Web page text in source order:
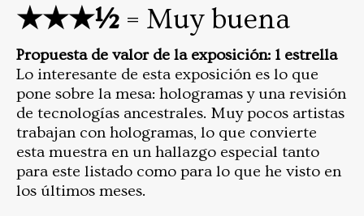
★★★½ = Muy buena
Propuesta de valor de la exposición: 1 estrella
Lo interesante de esta exposición es lo que
pone sobre la mesa: hologramas y una revisión
de tecnologías ancestrales. Muy pocos artistas
trabajan con hologramas, lo que convierte
esta muestra en un hallazgo especial tanto
para este listado como para lo que he visto en
los últimos meses.